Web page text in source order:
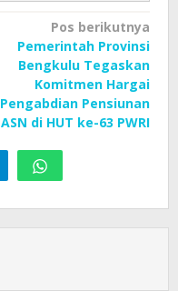
Pos berikutnya
Pemerintah Provinsi
Bengkulu Tegaskan
Komitmen Hargai
Pengabdian Pensiunan
ASN di HUT ke-63 PWRI